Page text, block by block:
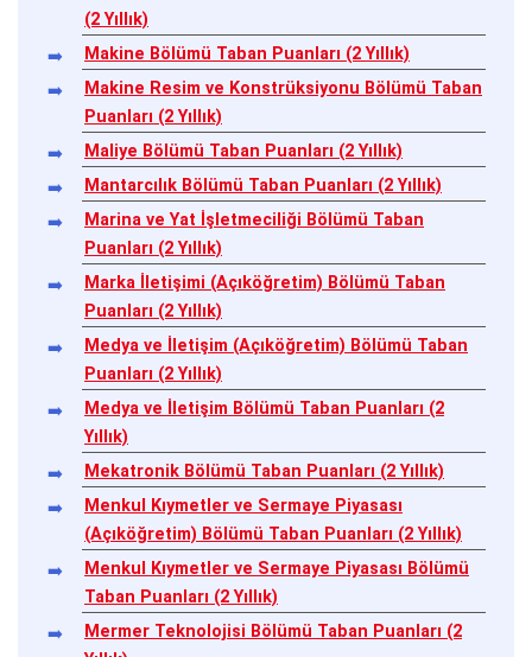
(2 Yıllık)
Makine Bölümü Taban Puanları (2 Yıllık)
Makine Resim ve Konstrüksiyonu Bölümü Taban
Puanları (2 Yıllık)
Maliye Bölümü Taban Puanları (2 Yıllık)
Mantarcılık Bölümü Taban Puanları (2 Yıllık)
Marina ve Yat İşletmeciliği Bölümü Taban
Puanları (2 Yıllık)
Marka İletişimi (Açıköğretim) Bölümü Taban
Puanları (2 Yıllık)
Medya ve İletişim (Açıköğretim) Bölümü Taban
Puanları (2 Yıllık)
Medya ve İletişim Bölümü Taban Puanları (2
Yıllık)
Mekatronik Bölümü Taban Puanları (2 Yıllık)
Menkul Kıymetler ve Sermaye Piyasası
(Açıköğretim) Bölümü Taban Puanları (2 Yıllık)
Menkul Kıymetler ve Sermaye Piyasası Bölümü
Taban Puanları (2 Yıllık)
Mermer Teknolojisi Bölümü Taban Puanları (2